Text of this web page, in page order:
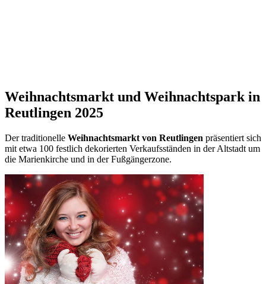
Weihnachtsmarkt und Weihnachtspark in
Reutlingen 2025
Der traditionelle Weihnachtsmarkt von Reutlingen präsentiert sich
mit etwa 100 festlich dekorierten Verkaufsständen in der Altstadt um
die Marienkirche und in der Fußgängerzone.